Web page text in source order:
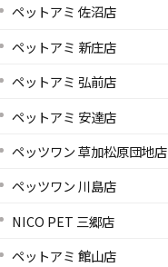
ペットアミ 佐沼店
ペットアミ 新庄店
ペットアミ 弘前店
ペットアミ 安達店
ペッツワン 草加松原団地店
ペッツワン 川島店
NICO PET 三郷店
ペットアミ 館山店